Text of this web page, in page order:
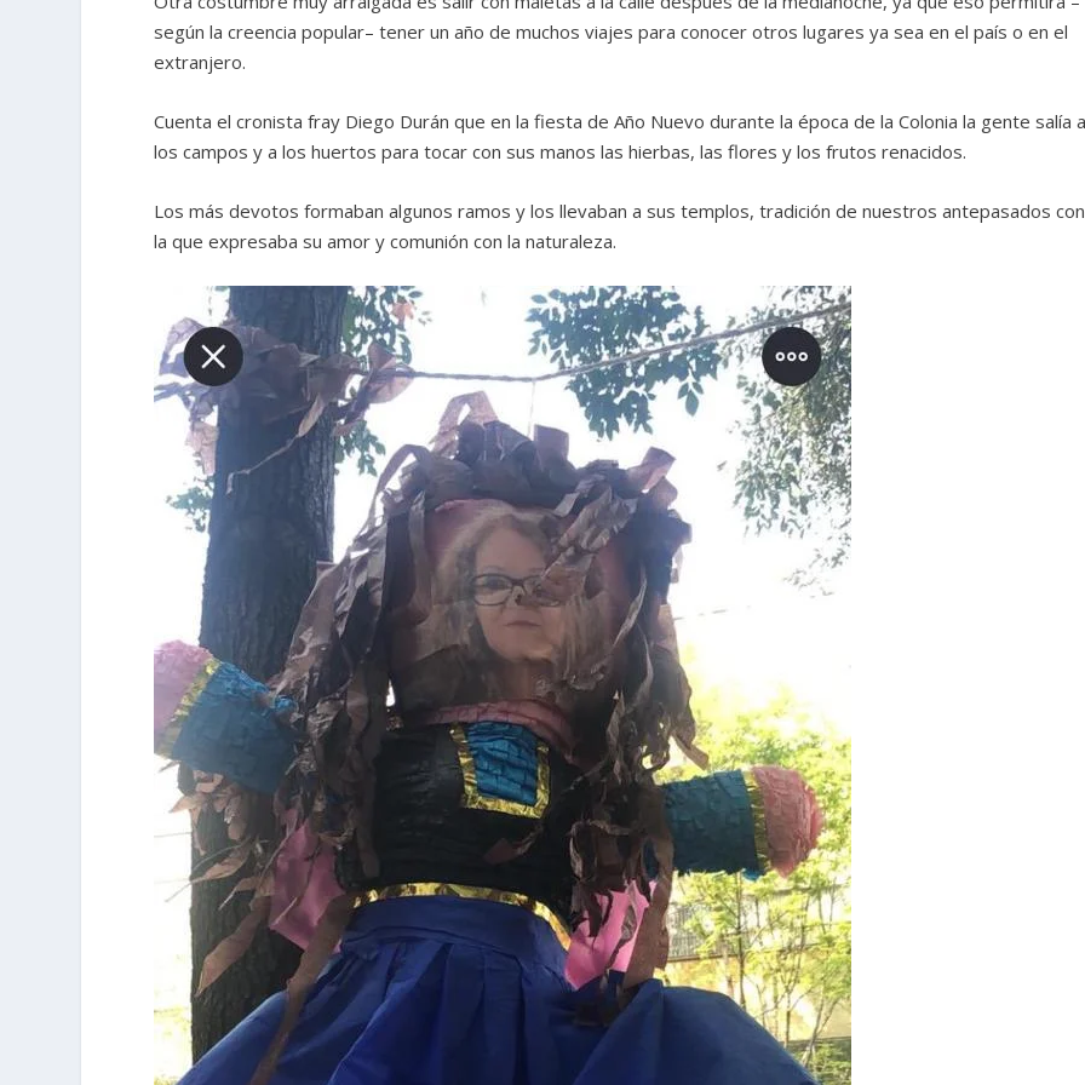
según la creencia popular– tener un año de muchos viajes para conocer otros lugares ya sea en el país o en el
extranjero.
Cuenta el cronista fray Diego Durán que en la fiesta de Año Nuevo durante la época de la Colonia la gente salía
los campos y a los huertos para tocar con sus manos las hierbas, las flores y los frutos renacidos.
Los más devotos formaban algunos ramos y los llevaban a sus templos, tradición de nuestros antepasados con
la que expresaba su amor y comunión con la naturaleza.